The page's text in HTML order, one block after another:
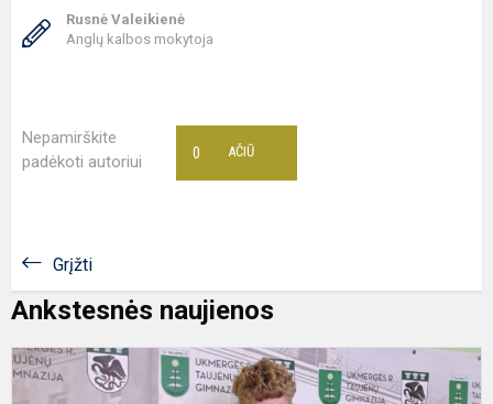
Rusnė Valeikienė
Anglų kalbos mokytoja
Nepamirškite
padėkoti autoriui
AČIŪ
0
Grįžti
Ankstesnės naujienos